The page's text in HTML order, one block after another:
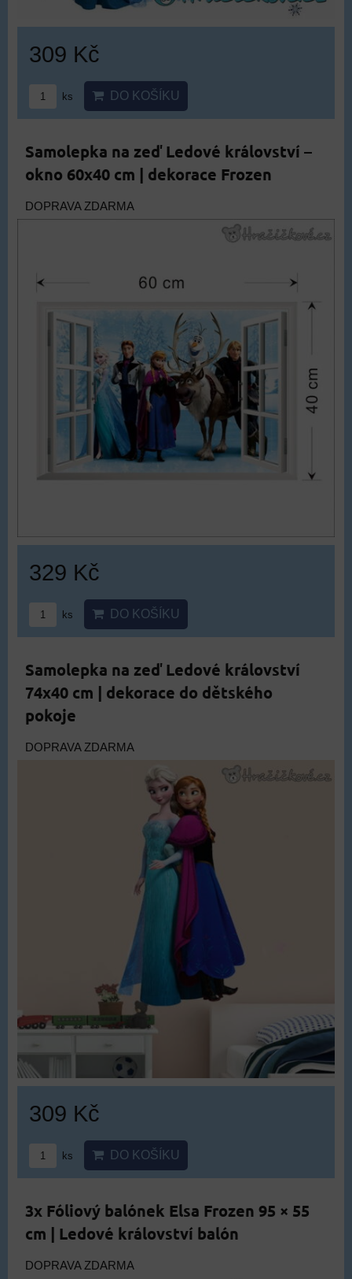
309 Kč
ks DO KOŠÍKU
Samolepka na zeď Ledové království –
okno 60x40 cm | dekorace Frozen
DOPRAVA ZDARMA
329 Kč
ks DO KOŠÍKU
Samolepka na zeď Ledové království
74x40 cm | dekorace do dětského
pokoje
DOPRAVA ZDARMA
309 Kč
ks DO KOŠÍKU
3x Fóliový balónek Elsa Frozen 95 × 55
cm | Ledové království balón
DOPRAVA ZDARMA